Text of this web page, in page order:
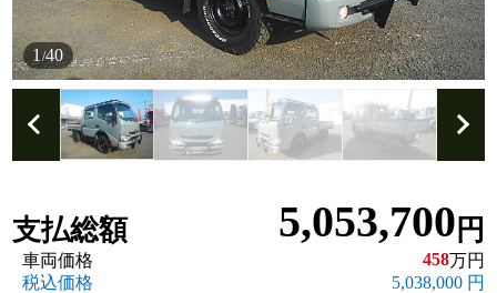
1 /40
支払総額 5,053,700 円
車両価格 458万円
税込価格
5,038,000 円